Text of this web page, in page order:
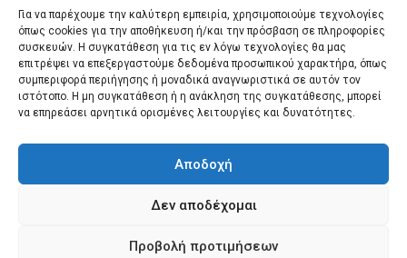
Για να παρέχουμε την καλύτερη εμπειρία, χρησιμοποιούμε τεχνολογίες
όπως cookies για την αποθήκευση ή/και την πρόσβαση σε πληροφορίες
συσκευών. Η συγκατάθεση για τις εν λόγω τεχνολογίες θα μας
επιτρέψει να επεξεργαστούμε δεδομένα προσωπικού χαρακτήρα, όπως
συμπεριφορά περιήγησης ή μοναδικά αναγνωριστικά σε αυτόν τον
ιστότοπο. Η μη συγκατάθεση ή η ανάκληση της συγκατάθεσης, μπορεί
να επηρεάσει αρνητικά ορισμένες λειτουργίες και δυνατότητες.
Αποδοχή
Δεν αποδέχομαι
Προβολή προτιμήσεων